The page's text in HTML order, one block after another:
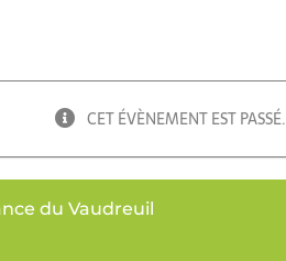
CET ÉVÈNEMENT EST PASSÉ.
du Vaudreuil